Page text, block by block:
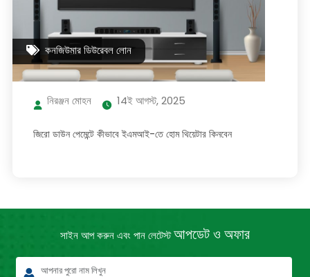
কনজিউমার ডিউরেবল লোন
নিরঞ্জন মোহন 14ই আগস্ট, 2025
জিরো ডাউন পেমেন্টে কীভাবে ইএমআই-তে হোম থিয়েটার কিনবেন
সাইন আপ করুন এবং পান লেটেস্টআপডেট ও অফার